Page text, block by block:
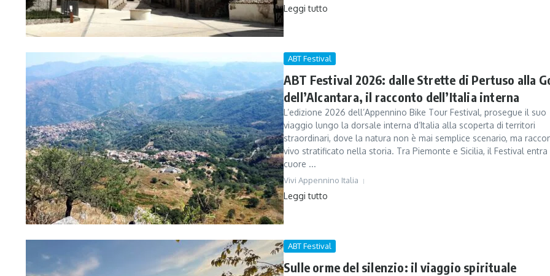
Leggi tutto
ABT Festival
ABT Festival 2026: dalle Strette di Pertuso alla
dell’Alcantara, il racconto dell’Italia interna
L’edizione 2026 dell’Appennino Bike Tour Festival, prosegue il suo
viaggio lungo la dorsale interna d’Italia alla scoperta di territori
straordinari, dove la natura non è mai semplice scenario, ma
vivo stratificato nella storia. Tra Piemonte e Sicilia, il Festival entra
cuore ...
Vivi Appennino Italia
Leggi tutto
ABT Festival
Sulle orme del silenzio: il viaggio spirituale